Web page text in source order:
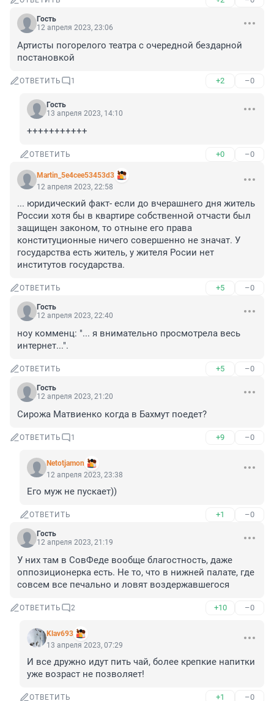
Гость
12 апреля 2023, 23:06
Артисты погорелого театра с очередной бездарной
постановкой
ОТВЕТИТЬ 1 +2 –0
Гость
13 апреля 2023, 14:10
+++++++++++
ОТВЕТИТЬ +0 –0
Martin_5e4cee53453d3
12 апреля 2023, 22:58
... юридический факт- если до вчерашнего дня житель
России хотя бы в квартире собственной отчасти был
защищен законом, то отныне его права
конституционные ничего совершенно не значат. У
государства есть житель, у жителя Росии нет
институтов государства.
ОТВЕТИТЬ +5 –0
Гость
12 апреля 2023, 22:40
ноу комменц: "... я внимательно просмотрела весь
интернет...".
ОТВЕТИТЬ +5 –0
Гость
12 апреля 2023, 21:20
Сирожа Матвиенко когда в Бахмут поедет?
ОТВЕТИТЬ 1 +9 –0
Netotjamon
12 апреля 2023, 23:38
Его муж не пускает))
ОТВЕТИТЬ +1 –0
Гость
12 апреля 2023, 21:19
У них там в СовФеде вообще благостность, даже
оппозиционерка есть. Не то, что в нижней палате, где
совсем все печально и ловят воздержавшегося
ОТВЕТИТЬ 2 +10 –0
Klav693
13 апреля 2023, 07:29
И все дружно идут пить чай, более крепкие напитки
уже возраст не позволяет!
ОТВЕТИТЬ +1 –0